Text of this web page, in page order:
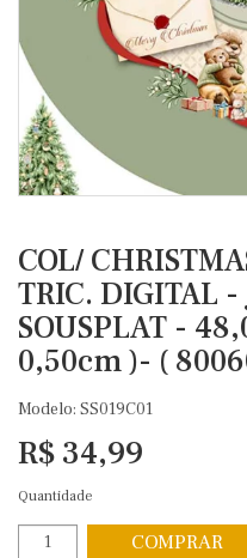
COL/
TRIC. DIGITAL -
SOUSPLAT -
0,50cm )- (
Modelo: SS019C01
R$ 34,99
Quantidade
COMPRAR